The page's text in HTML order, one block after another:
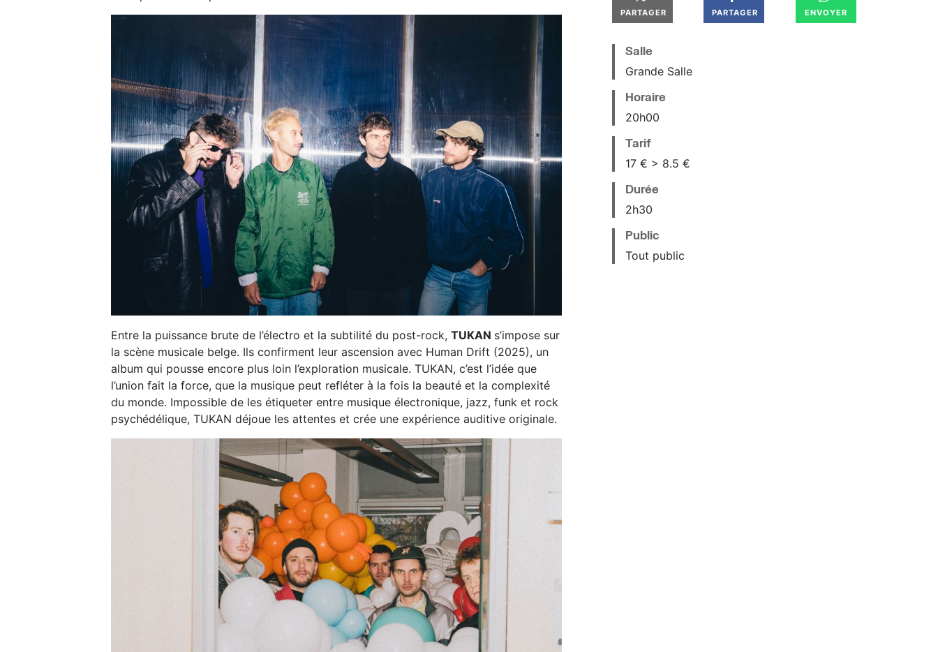
Entre la puissance brute de l’électro et la subtilité du post-rock, TUKAN s’impose sur
la scène musicale belge. Ils confirment leur ascension avec Human Drift (2025), un
album qui pousse encore plus loin l’exploration musicale. TUKAN, c’est l’idée que
l’union fait la force, que la musique peut refléter à la fois la beauté et la complexité
du monde. Impossible de les étiqueter entre musique électronique, jazz, funk et rock
psychédélique, TUKAN déjoue les attentes et crée une expérience auditive originale.
PARTAGER PARTAGER ENVOYER
Salle
Grande Salle
Horaire
20h00
Tarif
17 € > 8.5 €
Durée
2h30
Public
Tout public